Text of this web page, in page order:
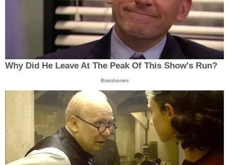
Why Did He Leave At The Peak Of This Show's Run?
Brainberries